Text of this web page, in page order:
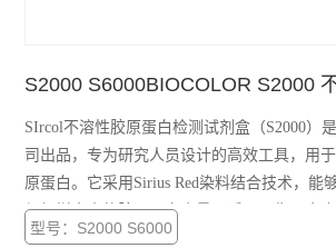
SIrcol不溶性胶原蛋白检测试剂盒（S2000）
司出品，专为研究人员设计的高效工具，用
原蛋白。它采用Sirius Red染料结合技术，能
组织样本中的胶原蛋白含量，适用于伤口愈
化等相关领域的研究。该试剂盒通过温和的
型号：S2000 S6000